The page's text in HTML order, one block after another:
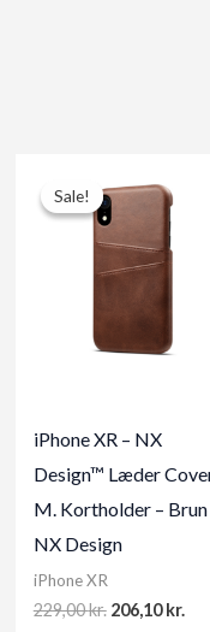
Sale!
Sale!
iPhone XR – NX
Design™ Læder
M. Kortholder – Brun
NX Design
iPhone XR
229,00kr. Original
206,10kr.